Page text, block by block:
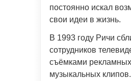
постоянно искал
свои идеи в жизнь.
В 1993 году Ричи
сотрудников
съёмками
музыкальных